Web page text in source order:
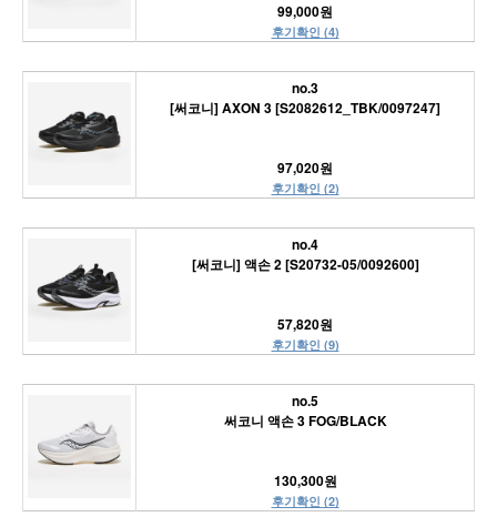
99,000원
후기확인 (4)
no.3
[써코니] AXON 3 [S2082612_TBK/0097247]
97,020원
후기확인 (2)
no.4
[써코니] 액손 2 [S20732-05/0092600]
57,820원
후기확인 (9)
no.5
써코니 액손 3 FOG/BLACK
130,300원
후기확인 (2)